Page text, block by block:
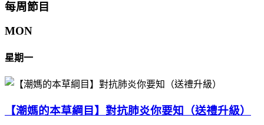
每周節目
MON
星期一
【潮媽的本草綱目】對抗肺炎你要知（送禮升級）